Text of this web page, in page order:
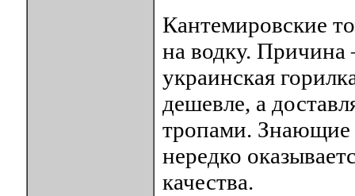
Кантемировские
на водку. Причина
украинская
дешевле, а
тропами. Знающие
нередко
качества.